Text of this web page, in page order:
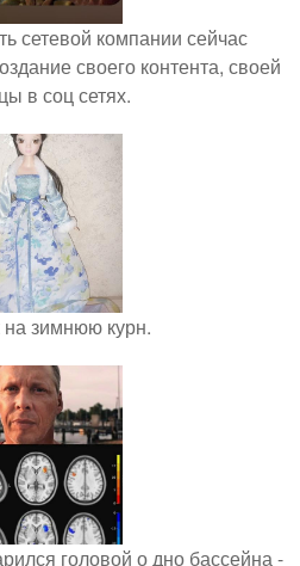
сетевой компании сейчас
своего контента, своей
в соц сетях.
на зимнюю курн.
головой о дно бассейна -